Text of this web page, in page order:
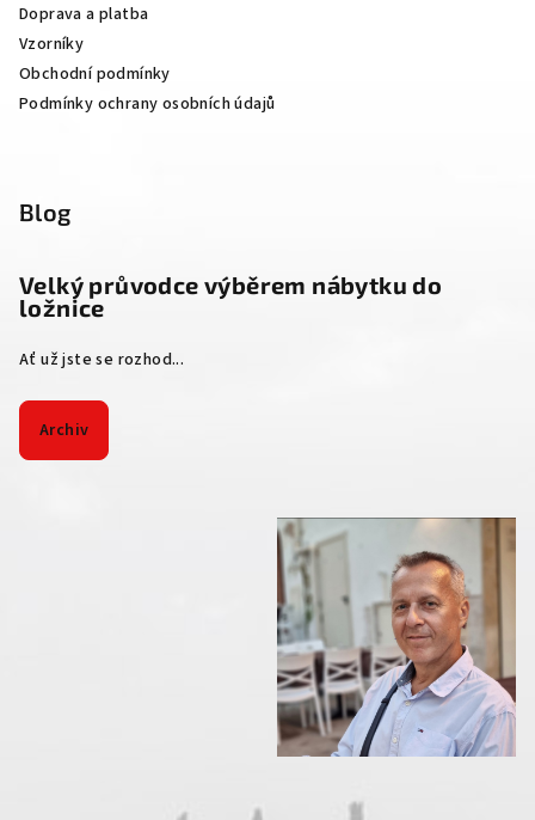
Doprava a platba
Vzorníky
Obchodní podmínky
Podmínky ochrany osobních údajů
Blog
Velký průvodce výběrem nábytku do
ložnice
Ať už jste se rozhod...
Archiv